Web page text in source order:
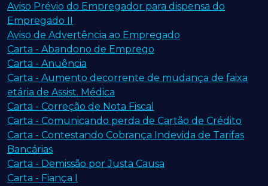
Aviso Prévio do Empregador para dispensa do
Empregado II
Aviso de Advertência ao Empregado
Carta - Abandono de Emprego
Carta - Anuência
Carta - Aumento decorrente de mudança de faixa
etária de Assist. Médica
Carta - Correção de Nota Fiscal
Carta - Comunicando perda de Cartão de Crédito
Carta - Contestando Cobrança Indevida de Tarifas
Bancárias
Carta - Demissão por Justa Causa
Carta - Fiança I